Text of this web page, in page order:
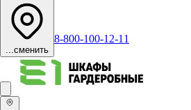
...сменить
8-800-100-12-11